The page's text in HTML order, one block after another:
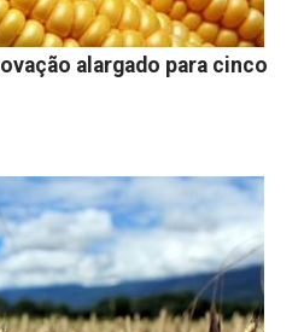
alargado para cinco